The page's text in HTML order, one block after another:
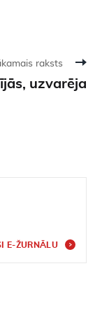
raksts
uzvarēja
E-ŽURNĀLU